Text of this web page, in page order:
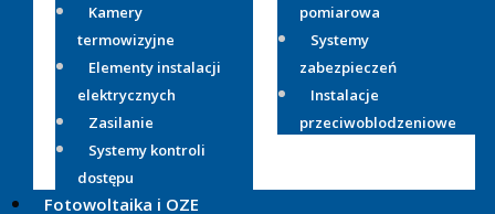
Kamery
termowizyjne
Elementy instalacji
elektrycznych
Zasilanie
Systemy kontroli
dostępu
pomiarowa
Systemy
zabezpieczeń
Instalacje
przeciwoblodzeniowe
Fotowoltaika i OZE